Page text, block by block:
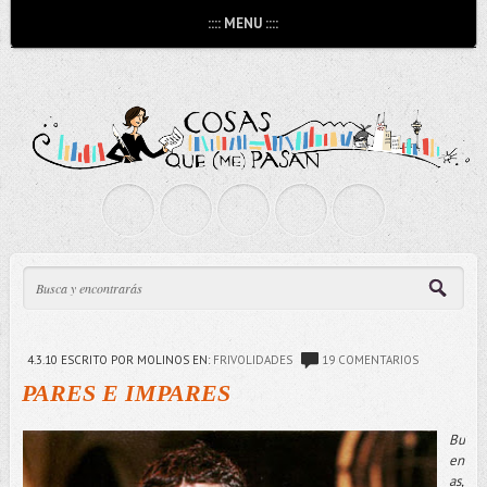
:::: MENU ::::
4.3.10 ESCRITO POR MOLINOS EN: FRIVOLIDADES 19 COMENTARIOS
PARES E IMPARES
Bu
en
as,